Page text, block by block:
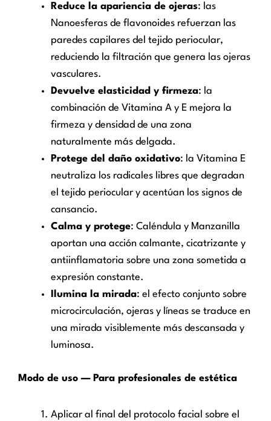
Reduce la apariencia de ojeras: las
Nanoesferas de flavonoides refuerzan las
paredes capilares del tejido periocular,
reduciendo la filtración que genera las ojeras
vasculares.
Devuelve elasticidad y firmeza: la
combinación de Vitamina A y E mejora la
firmeza y densidad de una zona
naturalmente más delgada.
Protege del daño oxidativo: la Vitamina E
neutraliza los radicales libres que degradan
el tejido periocular y acentúan los signos de
cansancio.
Calma y protege: Caléndula y Manzanilla
aportan una acción calmante, cicatrizante y
antiinflamatoria sobre una zona sometida a
expresión constante.
Ilumina la mirada: el efecto conjunto sobre
microcirculación, ojeras y líneas se traduce en
una mirada visiblemente más descansada y
luminosa.
Modo de uso — Para profesionales de estética
Aplicar al final del protocolo facial sobre el